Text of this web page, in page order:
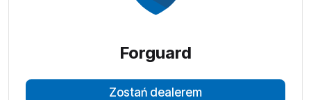
Forguard
Zostań dealerem